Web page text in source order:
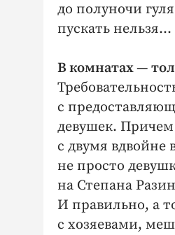
до полуночи
пускать нельзя…
В комнатах —
с
девушек. Причем
с двумя вдвойне
не просто
на Степана
И правильно, а
с хозяевами,